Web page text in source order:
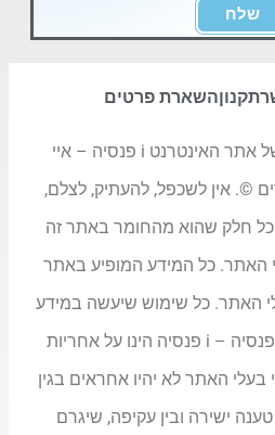
שלח
תקנוןהשארת פרטים
תוכנו ועיצובו והמבנה של אתר האינטרנט i פנסיה – איי
©. אין לשכפל, להעתיק, לצלם,
חלק שהוא מהחומר באתר זה
האתר. כל המידע המופיע באתר
האתר. כל שימוש שיעשה במידע
ו/או בתוכן הנמצא באיי פנסיה – i פנסיה הינו על אחריות
בעלי האתר לא יהיו אחראים בגין
ישירה ובין עקיפה, שיגרם